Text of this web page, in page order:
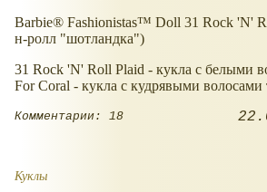
Barbie® Fashionistas™ Doll 31 Rock 'N'
н-ролл "шотландка")
31 Rock 'N' Roll Plaid - кукла с белыми
For Coral - кукла с кудрявыми волосами
Комментарии: 18
Куклы